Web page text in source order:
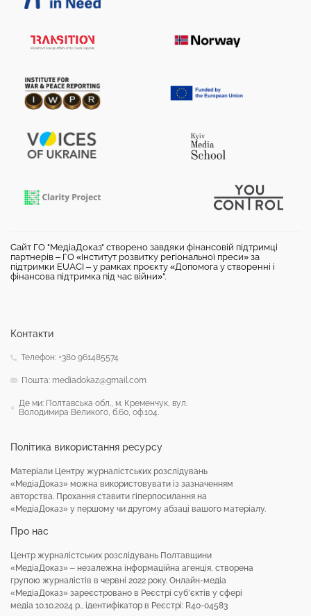
Сайт ГО "МедіаДоказ" створено завдяки фінансовій підтримці
партнерів – ГО «Інститут розвитку регіональної преси» за
підтримки EUACI – у рамках проєкту «Допомога у створенні і
фінансова підтримка під час війни»".
Про нас
Центр журналістських розслідувань Полтавщини
«МедіаДоказ» – незалежна інформаційна агенція, створена
групою журналістів в червні 2022 року. Онлайн-медіа
«МедіаДоказ» зареєстровано в Реєстрі суб’єктів у сфері
медіа 10.10.2024 р., ідентифікатор в Реєстрі: R40-04583
Політика використання ресурсу
Матеріали Центру журналістських розслідувань
«МедіаДоказ» можна використовувати із зазначенням
авторства. Прохання ставити гіперпосилання на
«МедіаДоказ» у першому чи другому абзаці вашого матеріалу.
Контакти
Телефон: +380 961485574
Пошта: mediadokaz@gmail.com
Де ми: Полтавська обл., м. Кременчук, вул.
Володимира Великого, б.60, оф.104.